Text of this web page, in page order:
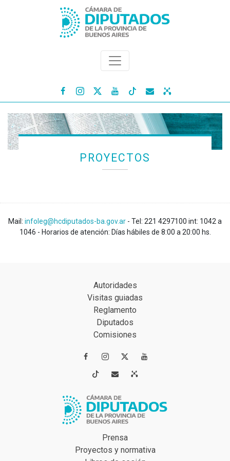
   
PROYECTOS
Mail: infoleg@hcdiputados-ba.gov.ar - Tel: 221 4297100 int: 1042 a
1046 - Horarios de atención: Días hábiles de 8:00 a 20:00 hs.
Autoridades
Visitas guiadas
Reglamento
Diputados
Comisiones
 
 
Prensa
Proyectos y normativa